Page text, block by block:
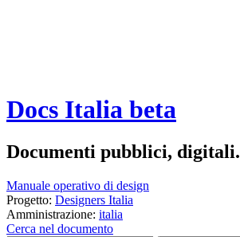
Docs Italia beta
Documenti pubblici, digitali.
Manuale operativo di design
Progetto: Designers Italia
Amministrazione: italia
Cerca nel documento